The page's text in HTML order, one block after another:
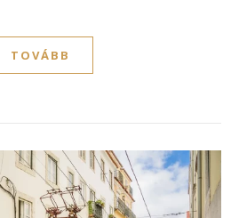
TOVÁBB